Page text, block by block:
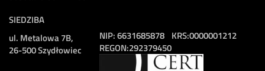
SIEDZIBA
ul. Metalowa 7B,
26-500 Szydłowiec
NIP:6631685878
REGON:292379450
KRS:0000001212